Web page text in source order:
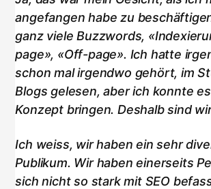
angefangen habe zu
ganz viele Buzzwords,
page», «Off-page». Ich hatte
schon mal irgendwo gehört, im
Blogs gelesen, aber ich konnte
Konzept bringen. Deshalb sind
Ich weiss, wir haben ein sehr
Publikum. Wir haben einerseits
sich nicht so stark mit SEO